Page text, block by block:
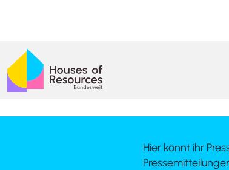
Hier könnt ihr